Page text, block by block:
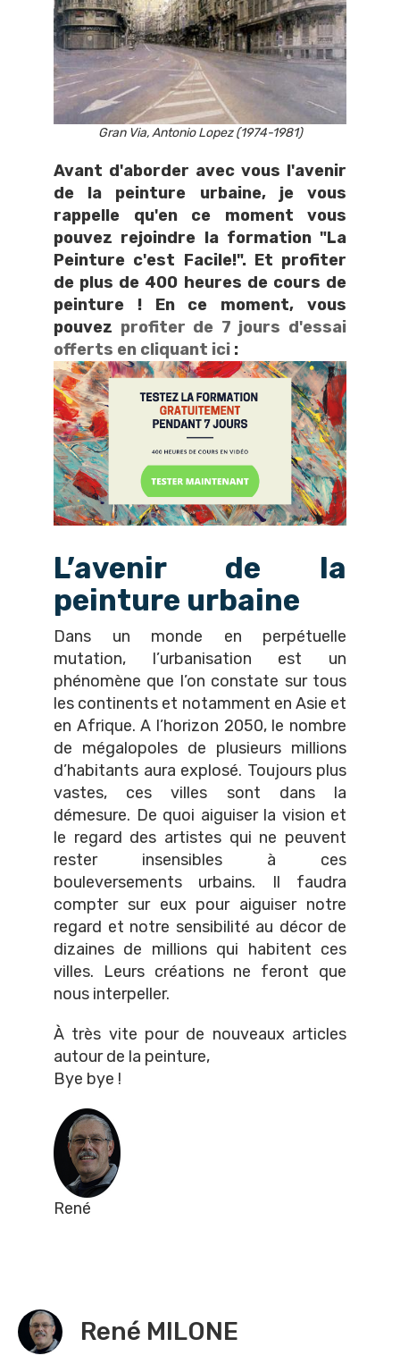
Gran Via, Antonio Lopez (1974-1981)
Avant d'aborder avec vous l'avenir
de la peinture urbaine, je vous
rappelle qu'en ce moment vous
pouvez rejoindre la formation "La
Peinture c'est Facile!". Et profiter
de plus de 400 heures de cours de
peinture ! En ce moment, vous
pouvez profiter de 7 jours d'essai
offerts en cliquant ici :
L’avenir de la
peinture urbaine
Dans un monde en perpétuelle
mutation, l’urbanisation est un
phénomène que l’on constate sur tous
les continents et notamment en Asie et
en Afrique. A l’horizon 2050, le nombre
de mégalopoles de plusieurs millions
d’habitants aura explosé. Toujours plus
vastes, ces villes sont dans la
démesure. De quoi aiguiser la vision et
le regard des artistes qui ne peuvent
rester insensibles à ces
bouleversements urbains. Il faudra
compter sur eux pour aiguiser notre
regard et notre sensibilité au décor de
dizaines de millions qui habitent ces
villes. Leurs créations ne feront que
nous interpeller.
À très vite pour de nouveaux articles
autour de la peinture,
Bye bye !
René
René MILONE